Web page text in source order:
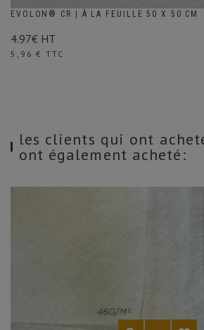
EVOLON® CR | À LA FEUILLE 50 X 50 CM
4.97€ HT
Prix
5,96 € TTC
les clients qui ont
ont également acheté: